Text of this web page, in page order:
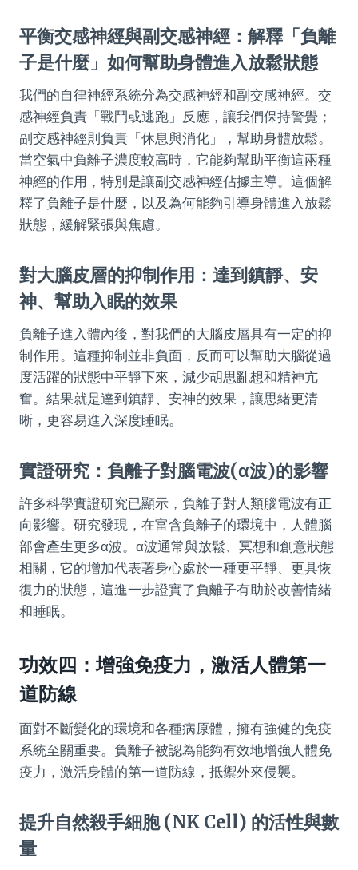
平衡交感神經與副交感神經：解釋「負離
子是什麼」如何幫助身體進入放鬆狀態
我們的自律神經系統分為交感神經和副交感神經。交
感神經負責「戰鬥或逃跑」反應，讓我們保持警覺；
副交感神經則負責「休息與消化」，幫助身體放鬆。
當空氣中負離子濃度較高時，它能夠幫助平衡這兩種
神經的作用，特別是讓副交感神經佔據主導。這個解
釋了負離子是什麼，以及為何能夠引導身體進入放鬆
狀態，緩解緊張與焦慮。
對大腦皮層的抑制作用：達到鎮靜、安
神、幫助入眠的效果
負離子進入體內後，對我們的大腦皮層具有一定的抑
制作用。這種抑制並非負面，反而可以幫助大腦從過
度活躍的狀態中平靜下來，減少胡思亂想和精神亢
奮。結果就是達到鎮靜、安神的效果，讓思緒更清
晰，更容易進入深度睡眠。
實證研究：負離子對腦電波(α波)的影響
許多科學實證研究已顯示，負離子對人類腦電波有正
向影響。研究發現，在富含負離子的環境中，人體腦
部會產生更多α波。α波通常與放鬆、冥想和創意狀態
相關，它的增加代表著身心處於一種更平靜、更具恢
復力的狀態，這進一步證實了負離子有助於改善情緒
和睡眠。
功效四：增強免疫力，激活人體第一
道防線
面對不斷變化的環境和各種病原體，擁有強健的免疫
系統至關重要。負離子被認為能夠有效地增強人體免
疫力，激活身體的第一道防線，抵禦外來侵襲。
提升自然殺手細胞 (NK Cell) 的活性與數
量